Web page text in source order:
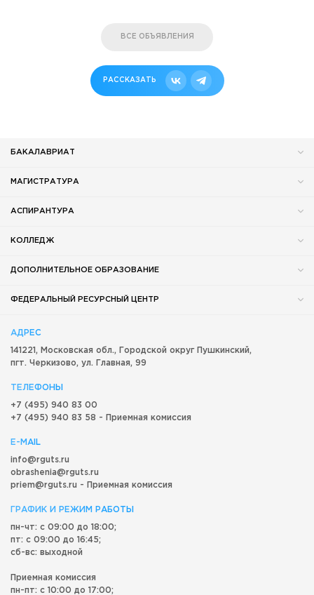
ВСЕ ОБЪЯВЛЕНИЯ
РАССКАЗАТЬ
БАКАЛАВРИАТ
МАГИСТРАТУРА
АСПИРАНТУРА
КОЛЛЕДЖ
ДОПОЛНИТЕЛЬНОЕ ОБРАЗОВАНИЕ
ФЕДЕРАЛЬНЫЙ РЕСУРСНЫЙ ЦЕНТР
АДРЕС
141221, Московская обл., Городской округ Пушкинский,
пгт. Черкизово, ул. Главная, 99
ТЕЛЕФОНЫ
+7 (495) 940 83 00
+7 (495) 940 83 58 - Приемная комиссия
E-MAIL
info@rguts.ru
obrashenia@rguts.ru
priem@rguts.ru - Приемная комиссия
ГРАФИК И РЕЖИМ РАБОТЫ
пн-чт: с 09:00 до 18:00;
пт: с 09:00 до 16:45;
сб-вс: выходной
Приемная комиссия
пн-пт: с 10:00 до 17:00;